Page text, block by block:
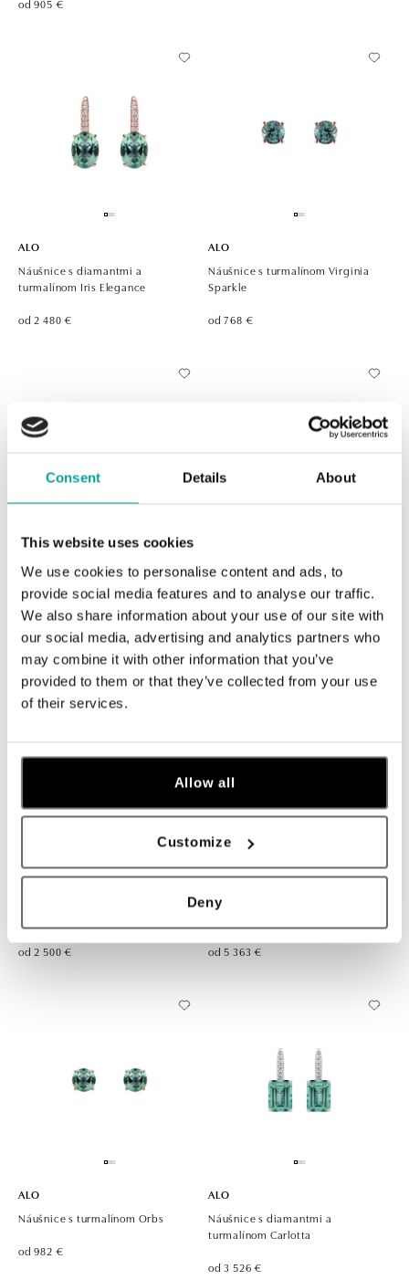
Consent Details About
This website uses cookies
We use cookies to personalise content and ads, to
provide social media features and to analyse our traffic.
We also share information about your use of our site with
our social media, advertising and analytics partners who
may combine it with other information that you’ve
provided to them or that they’ve collected from your use
of their services.
Allow all
Customize
Deny
ALO
Náušnice s diamantmi a
turmalínom Iris Elegance
od 2 480 €
ALO
Náušnice s turmalínom Virginia
Sparkle
od 768 €
Náušnice s turmalínom a
diamantmi Eternal Sunshine
od 2 129 €
Náušnice s turmalínom a
diamantmi Stellar Hope
od 2 904 €
ALO
od 2 500 €
ALO
Náušnice s diamantmi a
od 5 363 €
ALO
Náušnice s turmalínom Orbs
od 982 €
ALO
Náušnice s diamantmi a
turmalínom Carlotta
od 3 526 €